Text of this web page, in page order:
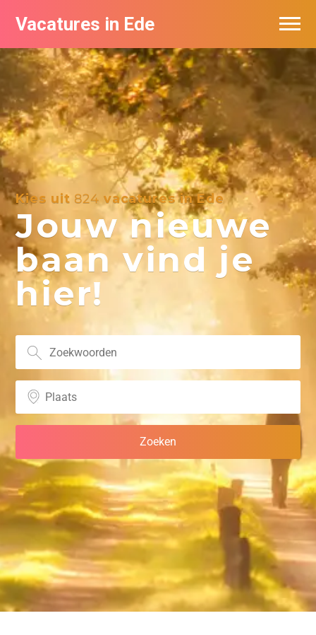
Vacatures in Ede
Kies uit 824 vacatures in Ede
Jouw nieuwe
baan vind je
hier!
Vacatures bij bedrijven in Ede